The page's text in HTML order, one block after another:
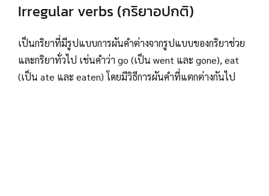
Irregular verbs (กริยาอปกติ)
เป็นกริยาที่มีรูปแบบการผันคำต่างจากรูปแบบของกริยาช่วย
และกริยาทั่วไป เช่นคำว่า go (เป็น went และ gone), eat
(เป็น ate และ eaten) โดยมีวิธีการผันคำที่แตกต่างกันไป